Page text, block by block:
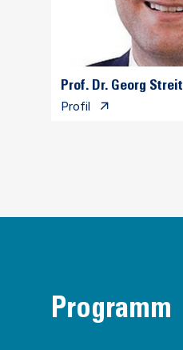
Programm
Prof. Dr. Georg Streit
Profil